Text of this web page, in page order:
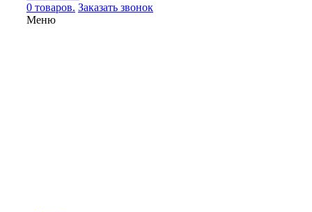
0 товаров. Заказать звонок
Меню